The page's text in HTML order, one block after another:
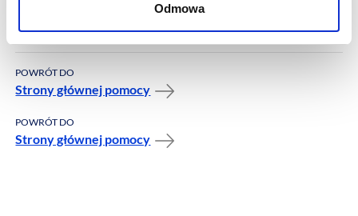
Odmowa
Czym jest Dług przedawniony?
POWRÓT DO
Strony głównej pomocy
POWRÓT DO
Strony głównej pomocy